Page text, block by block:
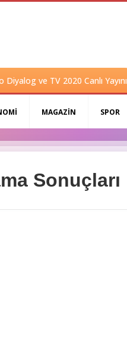
Diyalog ve TV 2020 Canlı Yayını
MAGAZİN SPOR
Sonuçları